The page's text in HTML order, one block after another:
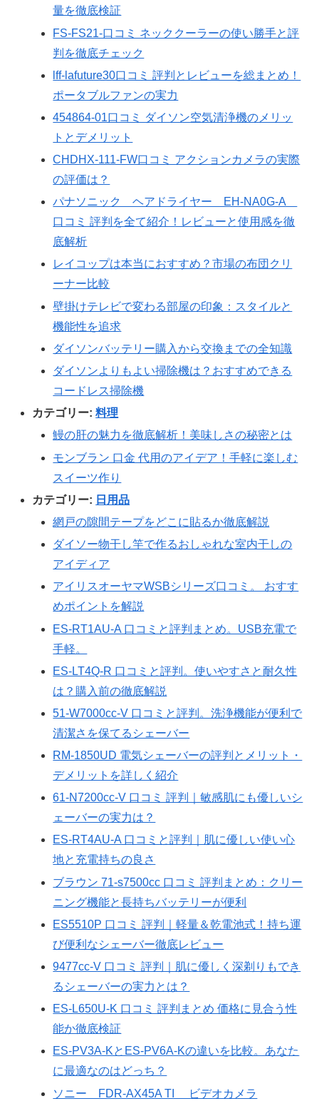
量を徹底検証
FS-FS21-口コミ ネッククーラーの使い勝手と評
判を徹底チェック
lff-lafuture30口コミ 評判とレビューを総まとめ！
ポータブルファンの実力
454864-01口コミ ダイソン空気清浄機のメリッ
トとデメリット
CHDHX-111-FW口コミ アクションカメラの実際
の評価は？
パナソニック ヘアドライヤー EH-NA0G-A
口コミ 評判を全て紹介！レビューと使用感を徹
底解析
レイコップは本当におすすめ？市場の布団クリ
ーナー比較
壁掛けテレビで変わる部屋の印象：スタイルと
機能性を追求
ダイソンバッテリー購入から交換までの全知識
ダイソンよりもよい掃除機は？おすすめできる
コードレス掃除機
カテゴリー:料理
鰻の肝の魅力を徹底解析！美味しさの秘密とは
モンブラン 口金 代用のアイデア！手軽に楽しむ
スイーツ作り
カテゴリー: 日用品
網戸の隙間テープをどこに貼るか徹底解説
ダイソー物干し竿で作るおしゃれな室内干しの
アイディア
アイリスオーヤマWSBシリーズ口コミ。 おすす
めポイントを解説
ES-RT1AU-A 口コミと評判まとめ。USB充電で
手軽。
ES-LT4Q-R 口コミと評判。使いやすさと耐久性
は？購入前の徹底解説
51-W7000cc-V 口コミと評判。洗浄機能が便利で
清潔さを保てるシェーバー
RM-1850UD 電気シェーバーの評判とメリット・
デメリットを詳しく紹介
61-N7200cc-V 口コミ 評判｜敏感肌にも優しいシ
ェーバーの実力は？
ES-RT4AU-A 口コミと評判｜肌に優しい使い心
地と充電持ちの良さ
ブラウン 71-s7500cc 口コミ 評判まとめ：クリー
ニング機能と長持ちバッテリーが便利
ES5510P 口コミ 評判｜軽量＆乾電池式！持ち運
び便利なシェーバー徹底レビュー
9477cc-V 口コミ 評判｜肌に優しく深剃りもでき
るシェーバーの実力とは？
ES-L650U-K 口コミ 評判まとめ 価格に見合う性
能か徹底検証
ES-PV3A-KとES-PV6A-Kの違いを比較。あなた
に最適なのはどっち？
ソニー FDR-AX45A TI ビデオカメラ